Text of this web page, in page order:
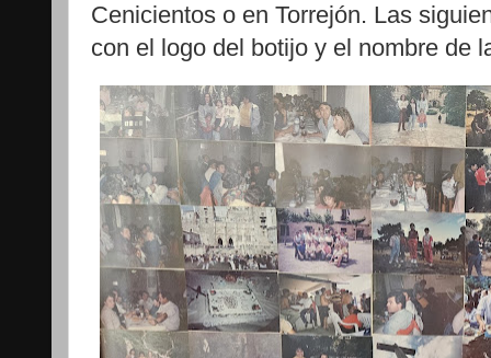
Cenicientos o en Torrejón. Las
con el logo del botijo y el nombre de